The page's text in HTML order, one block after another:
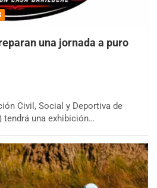
una jornada a puro
Civil, Social y Deportiva de
tendrá una exhibición…